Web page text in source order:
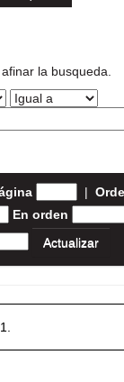
la busqueda.
|
En orden